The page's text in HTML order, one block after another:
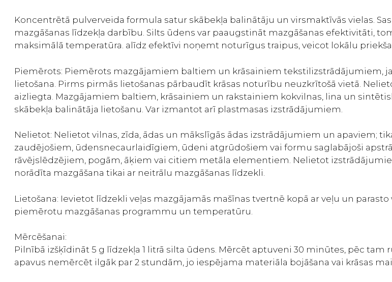
Koncentrētā pulverveida formula satur skābekļa balinātāju un virsmaktīvās vielas.
mazgāšanas līdzekļa darbību. Silts ūdens var paaugstināt mazgāšanas efektivitāti,
maksimālā temperatūra. alīdz efektīvi noņemt noturīgus traipus, veicot lokālu
Piemērots: Piemērots mazgājamiem baltiem un krāsainiem tekstilizstrādājumiem,
lietošana. Pirms pirmās lietošanas pārbaudīt krāsas noturību neuzkrītošā vietā.
aizliegta. Mazgājamiem baltiem, krāsainiem un rakstainiem kokvilnas, lina un
skābekļa balinātāja lietošanu. Var izmantot arī plastmasas izstrādājumiem.
Nelietot: Nelietot vilnas, zīda, ādas un mākslīgās ādas izstrādājumiem un apaviem;
zaudējošiem, ūdensnecaurlaidīgiem, ūdeni atgrūdošiem vai formu saglabājoši
rāvējslēdzējiem, pogām, āķiem vai citiem metāla elementiem. Nelietot
norādīta mazgāšana tikai ar neitrālu mazgāšanas līdzekli.
Lietošana: Ievietot līdzekli veļas mazgājamās mašīnas tvertnē kopā ar veļu un
piemērotu mazgāšanas programmu un temperatūru.
Mērcēšanai:
Pilnībā izšķīdināt 5 g līdzekļa 1 litrā silta ūdens. Mērcēt aptuveni 30 minūtes, pēc
apavus nemērcēt ilgāk par 2 stundām, jo iespējama materiāla bojāšana vai krāsas